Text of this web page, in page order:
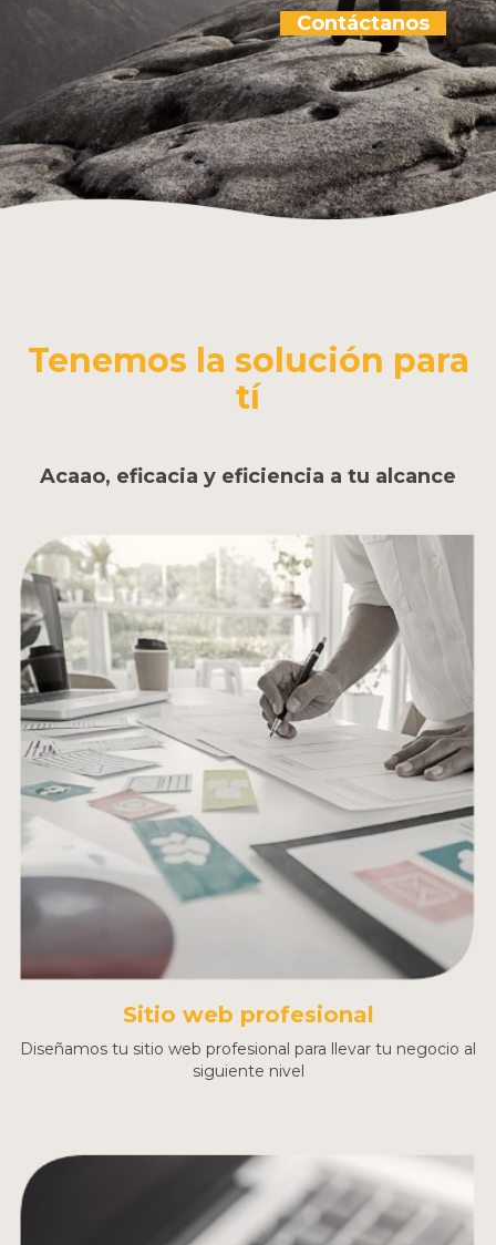
Contáctanos
Tenemos la solución para
tí
Acaao, eficacia y eficiencia a tu alcance
Sitio web profesional
Diseñamos tu sitio web profesional para llevar tu negocio al
siguiente nivel